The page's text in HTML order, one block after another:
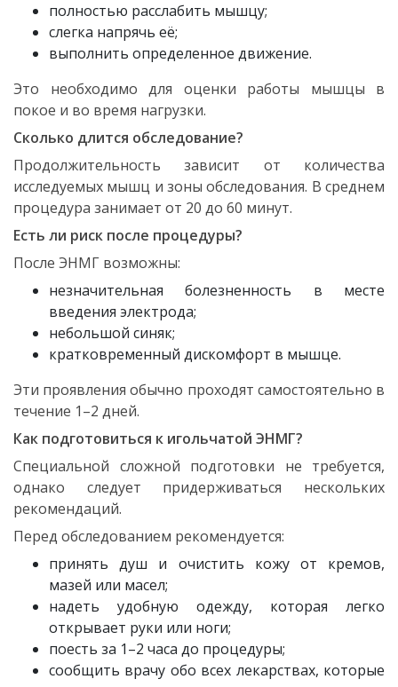
полностью расслабить мышцу;
слегка напрячь её;
выполнить определенное движение.
Это необходимо для оценки работы мышцы в
покое и во время нагрузки.
Сколько длится обследование?
Продолжительность зависит от количества
исследуемых мышц и зоны обследования. В среднем
процедура занимает от 20 до 60 минут.
Есть ли риск после процедуры?
После ЭНМГ возможны:
незначительная болезненность в месте
введения электрода;
небольшой синяк;
кратковременный дискомфорт в мышце.
Эти проявления обычно проходят самостоятельно в
течение 1–2 дней.
Как подготовиться к игольчатой ЭНМГ?
Специальной сложной подготовки не требуется,
однако следует придерживаться нескольких
рекомендаций.
Перед обследованием рекомендуется:
принять душ и очистить кожу от кремов,
мазей или масел;
надеть удобную одежду, которая легко
открывает руки или ноги;
поесть за 1–2 часа до процедуры;
сообщить врачу обо всех лекарствах, которые